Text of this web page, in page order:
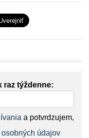
raz týždenne:
a potvrdzujem,
údajov